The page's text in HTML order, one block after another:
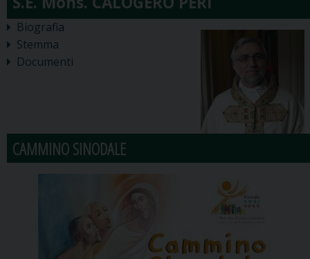
Biografia
Stemma
Documenti
CAMMINO SINODALE